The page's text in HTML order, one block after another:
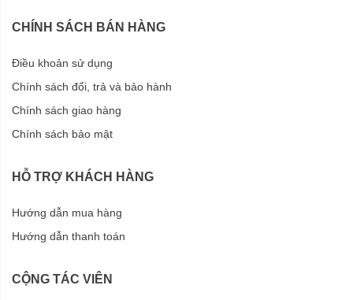
CHÍNH SÁCH BÁN HÀNG
Điều khoản sử dụng
Chính sách đổi, trả và bảo hành
Chính sách giao hàng
Chính sách bảo mật
HỖ TRỢ KHÁCH HÀNG
Hướng dẫn mua hàng
Hướng dẫn thanh toán
CỘNG TÁC VIÊN